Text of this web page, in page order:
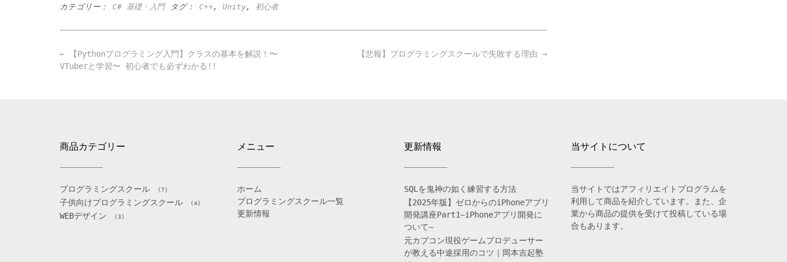
カテゴリー： C# 基礎・入門 タグ： C++, Unity, 初心者
Post
navigation
【悲報】プログラミングスクールで失敗する理由→
← 【Pythonプログラミング入門】クラスの基本を解説！〜
VTuberと学習〜 初心者でも必ずわかる!!
商品カテゴリー
プログラミングスクール (7)
子供向けプログラミングスクール (4)
WEBデザイン (3)
メニュー
ホーム
プログラミングスクール一覧
更新情報
更新情報
SQLを鬼神の如く練習する方法
【2025年版】ゼロからのiPhoneアプリ
開発講座Part1~iPhoneアプリ開発に
ついて~
元カプコン現役ゲームプロデューサー
が教える中途採用のコツ｜岡本吉起塾
当サイトについて
当サイトではアフィリエイトプログラムを
利用して商品を紹介しています。また、企
業から商品の提供を受けて投稿している場
合もあります。